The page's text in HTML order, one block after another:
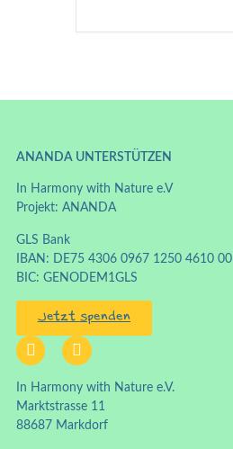
ANANDA UNTERSTÜTZEN
In Harmony with Nature e.V
Projekt: ANANDA
GLS Bank
IBAN: DE75 4306 0967 1250 4610 00
BIC: GENODEM1GLS
Jetzt spenden
In Harmony with Nature e.V.
Marktstrasse 11
88687 Markdorf